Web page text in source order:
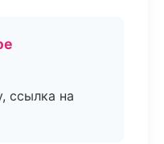
ссылка на